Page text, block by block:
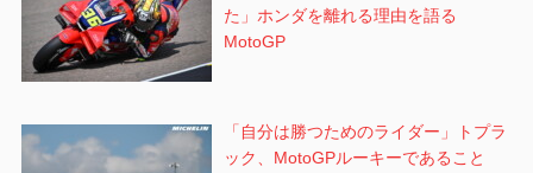
た」ホンダを離れる理由を語る
MotoGP
「自分は勝つためのライダー」トプラ
ック、MotoGPルーキーであること